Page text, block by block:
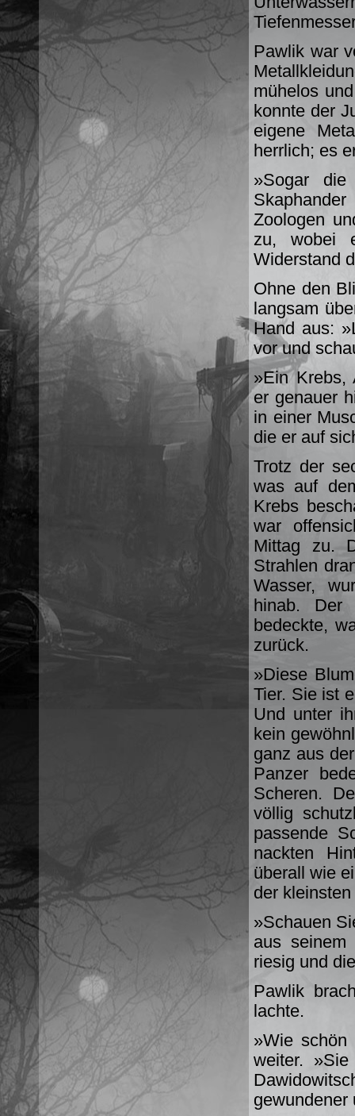
Pawlik war
mühelos
konnte der
eigene
herrlich; es
»Sogar
Zoologen
zu, wobei
Widerstand
Ohne den
langsam
Hand aus:
vor und
»Ein Krebs,
er genauer
in einer
die er auf
Trotz der
was auf
Krebs
war
Mittag zu.
Strahlen
Wasser,
hinab. Der
bedeckte,
zurück.
»Diese
Tier. Sie ist
Und unter
kein
ganz aus
Panzer
Scheren.
völlig
passende
nackten
überall wie
der
»Schauen
aus
riesig und
Pawlik
lachte.
»Wie
weiter.